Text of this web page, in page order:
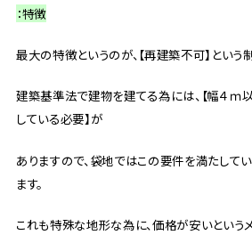
：特徴
最大の特徴というのが、【再建築不可】という
建築基準法で建物を建てる為には、【幅４
している必要】が
ありますので、袋地ではこの要件を満たして
ます。
これも特殊な地形な為に、価格が安いというメ